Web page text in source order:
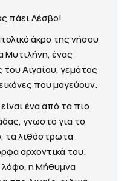
πάει Λέσβο!
άκρο της νήσου
ένας
Αιγαίου, γεμάτος
που μαγεύουν.
ένα από τα πιο
γνωστό για το
τα λιθόστρωτα
αρχοντικά του.
λόφο, η Μήθυμνα